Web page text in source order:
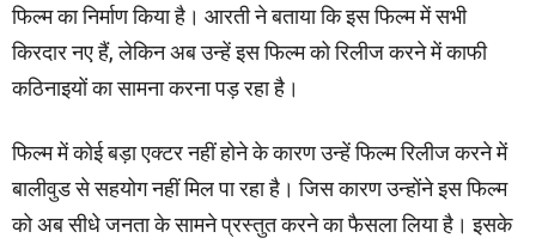
फिल्म का निर्माण किया है। आरती ने बताया कि इस फिल्म में सभी
किरदार नए हैं, लेकिन अब उन्हें इस फिल्म को रिलीज करने में काफी
कठिनाइयों का सामना करना पड़ रहा है।
फिल्म में कोई बड़ा एक्टर नहीं होने के कारण उन्हें फिल्म रिलीज करने में
बालीवुड से सहयोग नहीं मिल पा रहा है। जिस कारण उन्होंने इस फिल्म
को अब सीधे जनता के सामने प्रस्तुत करने का फैसला लिया है। इसके